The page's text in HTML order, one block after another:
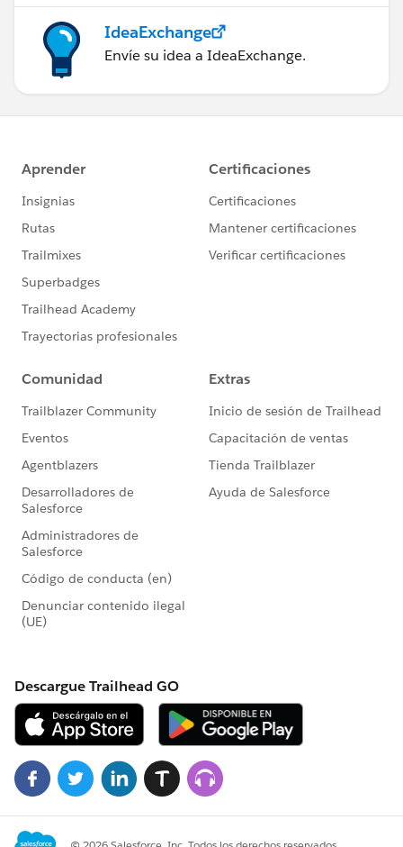
IdeaExchange
Envíe su idea a IdeaExchange.